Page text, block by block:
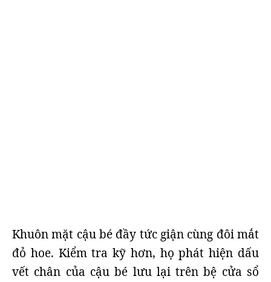
Khuôn mặt cậu bé đầy tức giận cùng đôi mắt
đỏ hoe. Kiểm tra kỹ hơn, họ phát hiện dấu
vết chân của cậu bé lưu lại trên bệ cửa sổ